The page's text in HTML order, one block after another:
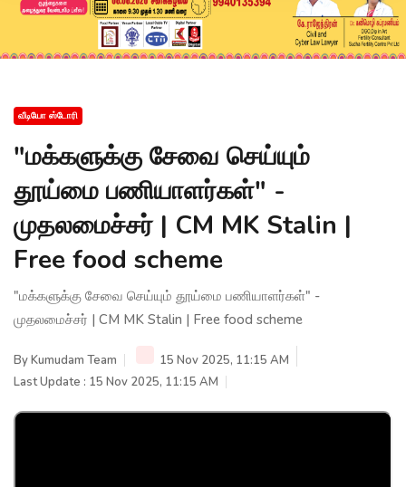
வீடியோ ஸ்டோரி
"மக்களுக்கு சேவை செய்யும்
தூய்மை பணியாளர்கள்" -
முதலமைச்சர் | CM MK Stalin |
Free food scheme
"மக்களுக்கு சேவை செய்யும் தூய்மை பணியாளர்கள்" -
முதலமைச்சர் | CM MK Stalin | Free food scheme
ByKumudam Team
15 Nov 2025, 11:15 AM
Last Update : 15 Nov 2025, 11:15 AM